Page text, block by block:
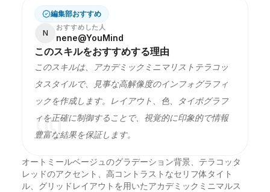
編集部おすすめ
N
おすすめした人
nene@YouMind
このスキルをおすすめする理由
このスキルは、アカデミックミニマリストテラコッ
タスタイルで、見事な高解像度のインフォグラフィ
ックを作成します。レイアウト、色、タイポグラフ
ィを正確に制御することで、視覚的に印象的で情報
豊富な結果を保証します。
オートミールベージュのグラデーション背景、テラコッタ
レッドのアクセント、高コントラストなセリフ体タイト
ル、グリッドレイアウトを用いたアカデミックミニマルス